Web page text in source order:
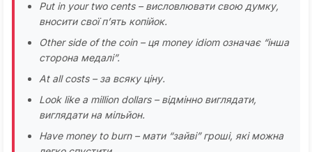
Put in your two cents – висловлювати свою думку,
вносити свої п’ять копійок.
Other side of the coin – ця money idiom означає “інша
сторона медалі”.
At all costs – за всяку ціну.
Look like a million dollars – відмінно виглядати,
виглядати на мільйон.
Have money to burn – мати “зайві” гроші, які можна